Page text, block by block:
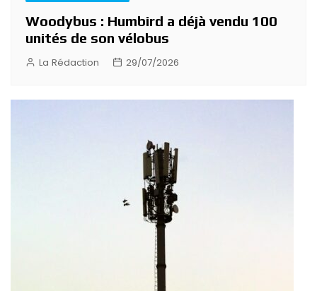
Woodybus : Humbird a déjà vendu 100
unités de son vélobus
La Rédaction 29/07/2026